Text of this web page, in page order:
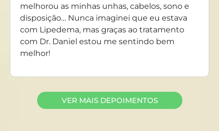
melhorou as minhas unhas, cabelos, sono e
disposição… Nunca imaginei que eu estava
com Lipedema, mas graças ao tratamento
com Dr. Daniel estou me sentindo bem
melhor!
VER MAIS DEPOIMENTOS